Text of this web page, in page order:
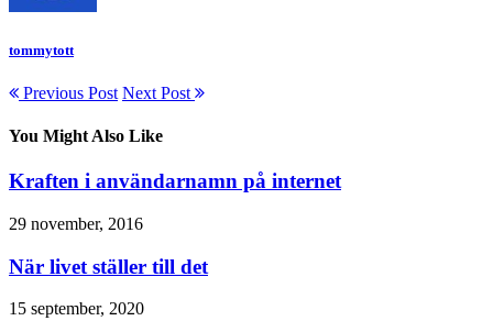
tommytott
Previous Post Next Post
You Might Also Like
Kraften i användarnamn på internet
29 november, 2016
När livet ställer till det
15 september, 2020